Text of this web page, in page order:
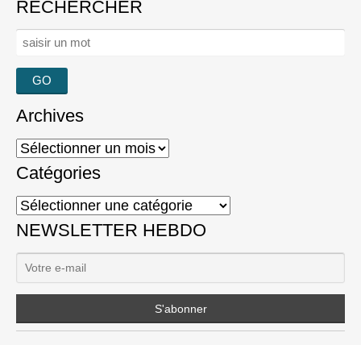
RECHERCHER
Rechercher :
Archives
Archives
Catégories
Catégories
NEWSLETTER HEBDO